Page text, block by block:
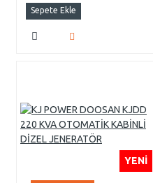
Sepete Ekle
YENI